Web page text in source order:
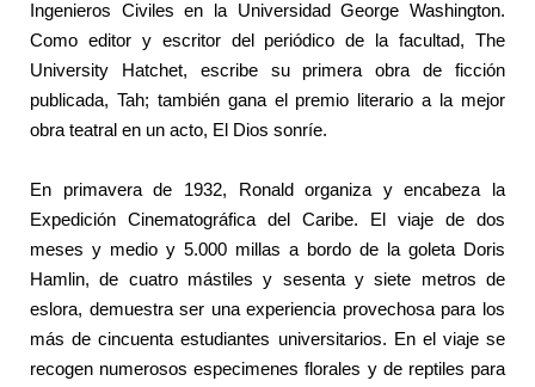
Ingenieros Civiles en la Universidad George Washington.
Como editor y escritor del periódico de la facultad, The
University Hatchet, escribe su primera obra de ficción
publicada, Tah; también gana el premio literario a la mejor
obra teatral en un acto, El Dios sonríe.
En primavera de 1932, Ronald organiza y encabeza la
Expedición Cinematográfica del Caribe. El viaje de dos
meses y medio y 5.000 millas a bordo de la goleta Doris
Hamlin, de cuatro mástiles y sesenta y siete metros de
eslora, demuestra ser una experiencia provechosa para los
más de cincuenta estudiantes universitarios. En el viaje se
recogen numerosos especimenes florales y de reptiles para